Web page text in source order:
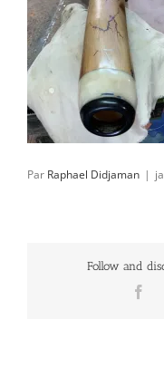
Par Raphael Didjaman |
Follow and